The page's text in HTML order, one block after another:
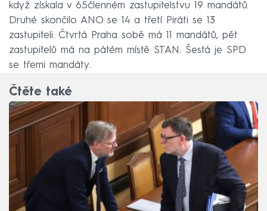
když získala v 65členném zastupitelstvu 19 mandátů.
Druhé skončilo ANO se 14 a třetí Piráti se 13
zastupiteli. Čtvrtá Praha sobě má 11 mandátů, pět
zastupitelů má na pátém místě STAN. Šestá je SPD
se třemi mandáty.
Čtěte také